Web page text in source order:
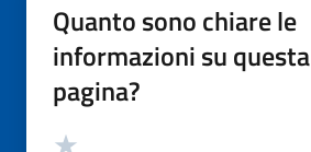
Quanto sono chiare le
informazioni su questa
pagina?
Valutazione